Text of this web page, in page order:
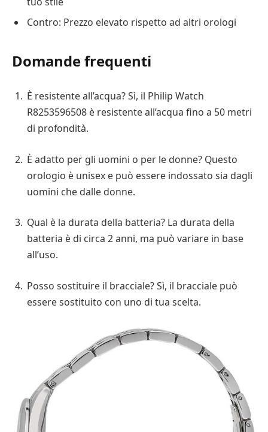
Contro: Prezzo elevato rispetto ad altri orologi
Domande frequenti
È resistente all’acqua? Sì, il Philip Watch
R8253596508 è resistente all’acqua fino a 50 metri
di profondità.
È adatto per gli uomini o per le donne? Questo
orologio è unisex e può essere indossato sia dagli
uomini che dalle donne.
Qual è la durata della batteria? La durata della
batteria è di circa 2 anni, ma può variare in base
all’uso.
Posso sostituire il bracciale? Sì, il bracciale può
essere sostituito con uno di tua scelta.